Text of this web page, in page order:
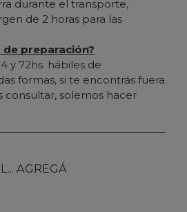
durante el transporte,
de 2 horas para las
de preparación?
y 72hs. hábiles de
formas, si te encontrás fuera
consultar, solemos hacer
AGREGÁ